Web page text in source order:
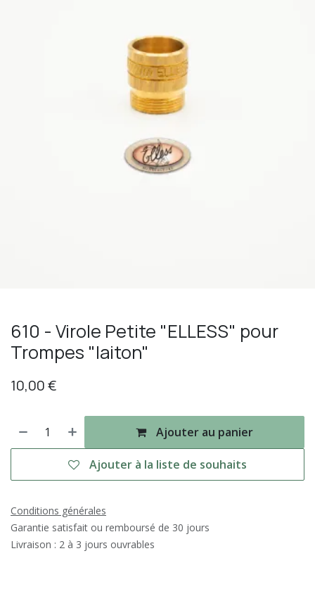
610 - Virole Petite "ELLESS" pour
Trompes "laiton"
10,00€
Ajouter au panier
Ajouter à la liste de souhaits
Conditions générales
Garantie satisfait ou remboursé de 30 jours
Livraison : 2 à 3 jours ouvrables